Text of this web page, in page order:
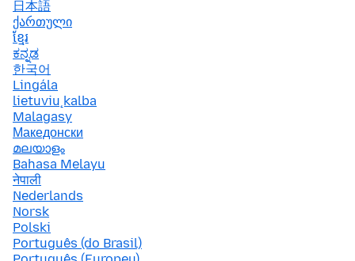
日本語
ქართული
ខ្មែរ
ಕನ್ನಡ
한국어
Lingála
lietuvių kalba
Malagasy
Македонски
മലയാളം
Bahasa Melayu
नेपाली
Nederlands
Norsk
Polski
Português (do Brasil)